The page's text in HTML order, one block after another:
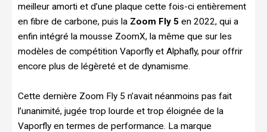
meilleur amorti et d’une plaque cette fois-ci entièrement
en fibre de carbone, puis la Zoom Fly 5 en 2022, qui a
enfin intégré la mousse ZoomX, la même que sur les
modèles de compétition Vaporfly et Alphafly, pour offrir
encore plus de légèreté et de dynamisme.
Cette dernière Zoom Fly 5 n’avait néanmoins pas fait
l’unanimité, jugée trop lourde et trop éloignée de la
Vaporfly en termes de performance. La marque